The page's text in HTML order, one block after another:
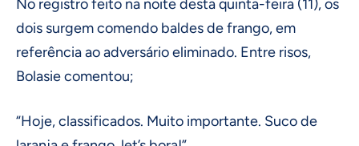
No registro feito na noite desta quinta-feira (11), os
dois surgem comendo baldes de frango, em
referência ao adversário eliminado. Entre risos,
Bolasie comentou;
“Hoje, classificados. Muito importante. Suco de